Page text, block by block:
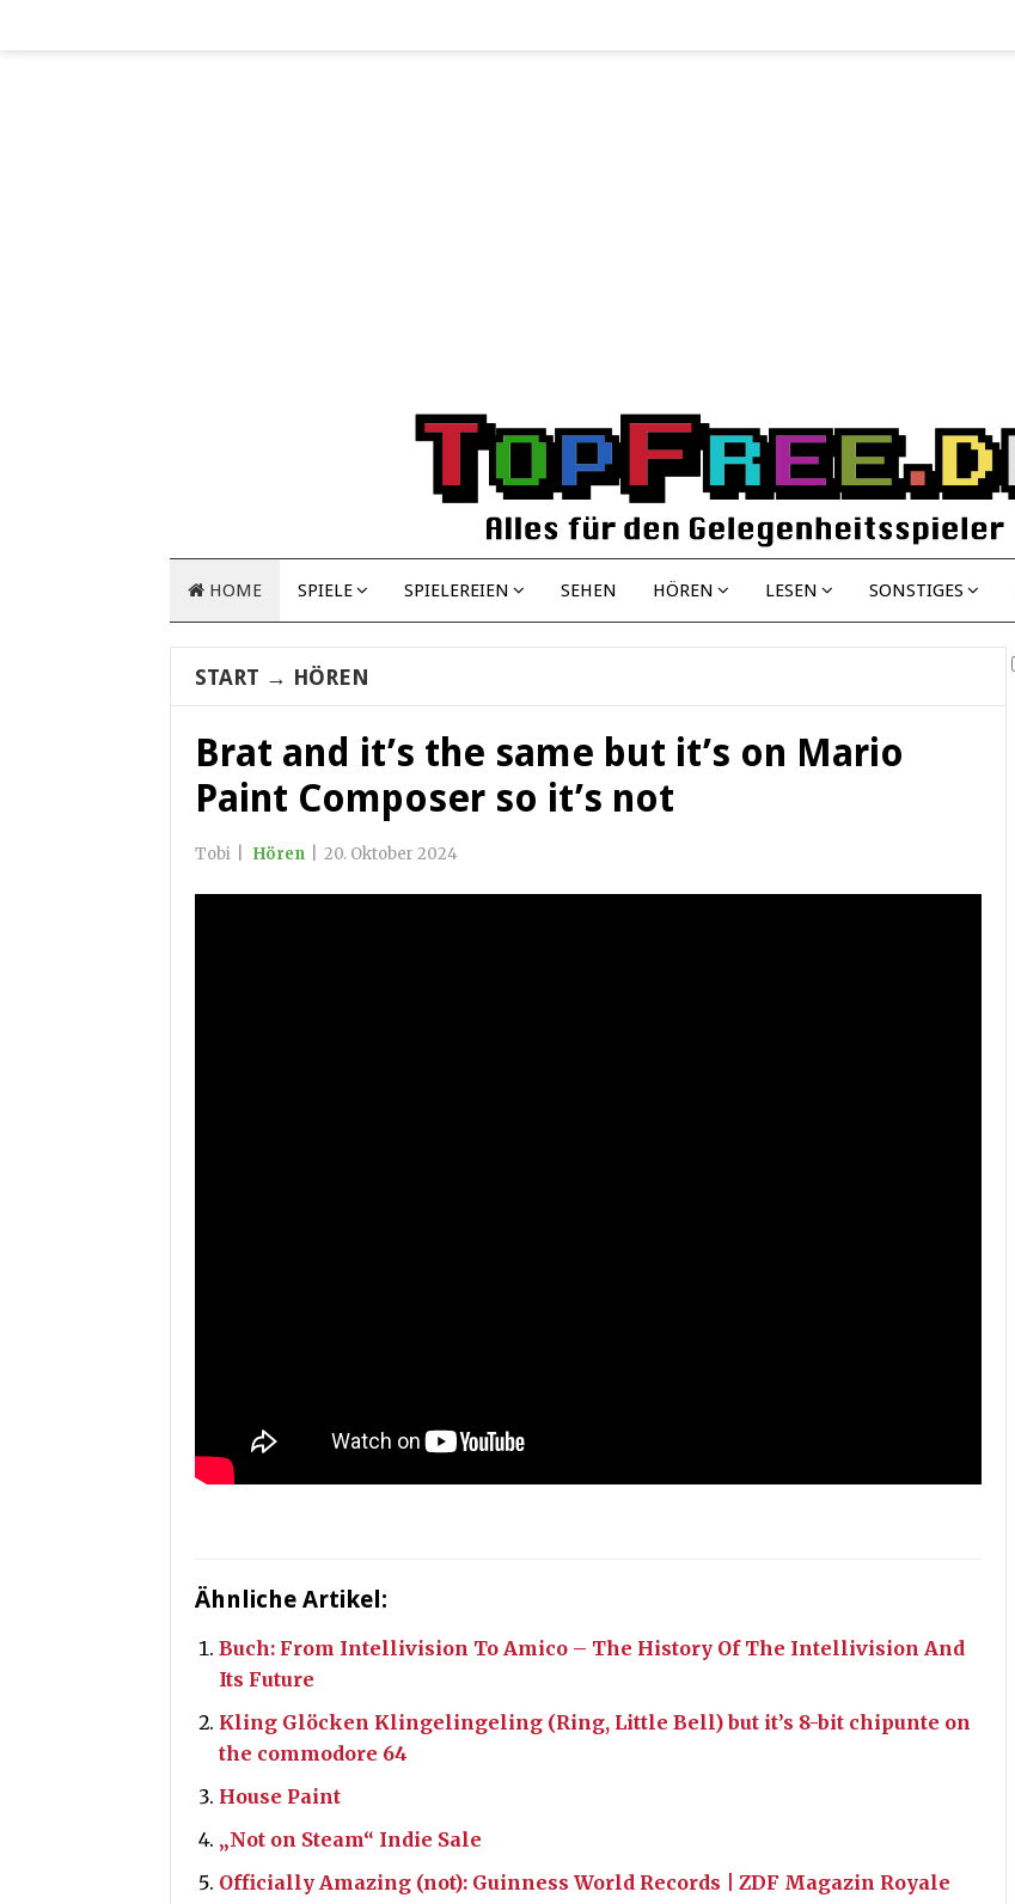
HOME SPIELE SPIELEREIEN SEHEN HÖREN LESEN SONSTIGES
START → HÖREN
Brat and it’s the same but it’s on Mario
Paint Composer so it’s not
Tobi Hören 20. Oktober 2024
Ähnliche Artikel:
Buch: From Intellivision To Amico – The History Of The Intellivision And
Its Future
Kling Glöcken Klingelingeling (Ring, Little Bell) but it’s 8-bit chipunte on
the commodore 64
House Paint
„Not on Steam“ Indie Sale
Officially Amazing (not): Guinness World Records | ZDF Magazin Royale